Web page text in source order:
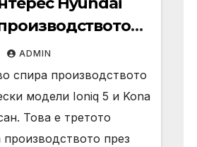
си:
или
ADMIN
спира производството
модели Ioniq 5 и Kona
Това е третото
през